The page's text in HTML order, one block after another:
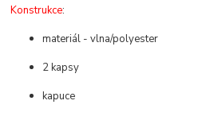
Konstrukce:
materiál - vlna/polyester
2 kapsy
kapuce